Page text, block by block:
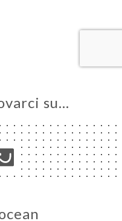
su…